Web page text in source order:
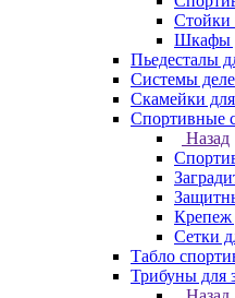
Шкафы
Пьедесталы
Системы
Скамейки для
Спортивные
Назад
Крепеж
Сетки
Табло
Трибуны для